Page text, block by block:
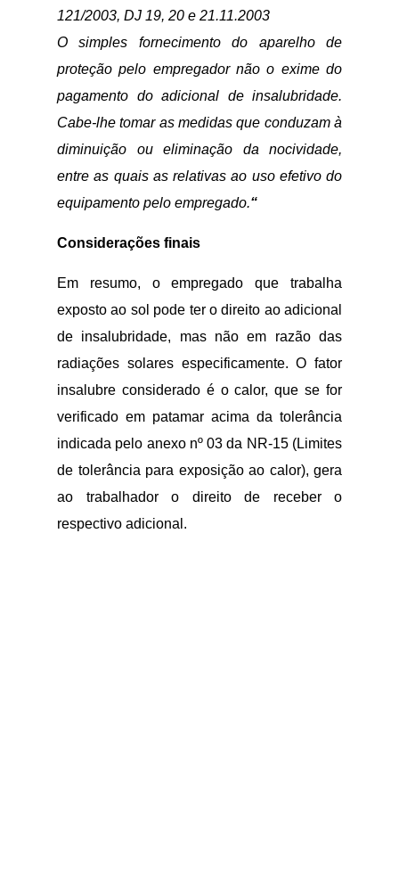
121/2003, DJ 19, 20 e 21.11.2003
O simples fornecimento do aparelho de
proteção pelo empregador não o exime do
pagamento do adicional de insalubridade.
Cabe-lhe tomar as medidas que conduzam à
diminuição ou eliminação da nocividade,
entre as quais as relativas ao uso efetivo do
equipamento pelo empregado.“
Considerações finais
Em resumo, o empregado que trabalha
exposto ao sol pode ter o direito ao adicional
de insalubridade, mas não em razão das
radiações solares especificamente. O fator
insalubre considerado é o calor, que se for
verificado em patamar acima da tolerância
indicada pelo anexo nº 03 da NR-15 (Limites
de tolerância para exposição ao calor), gera
ao trabalhador o direito de receber o
respectivo adicional.